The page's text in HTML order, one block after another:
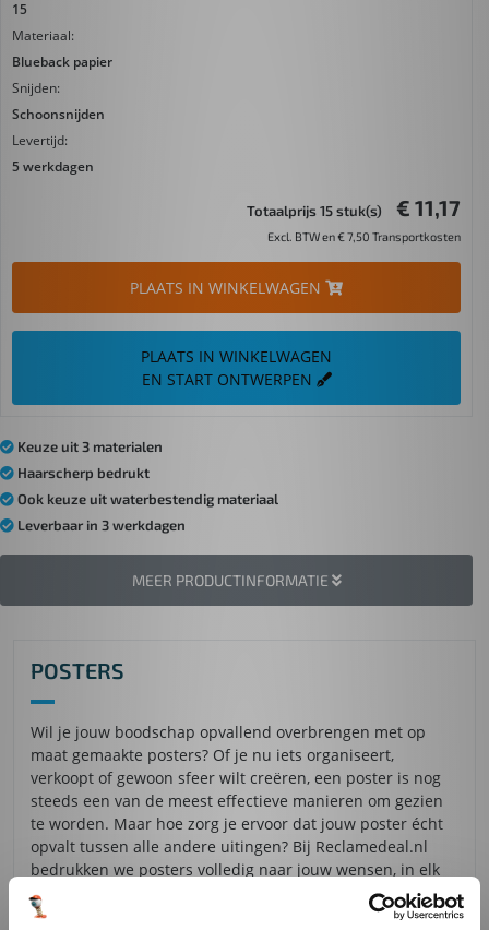
15
Materiaal:
Blueback papier
Snijden:
Schoonsnijden
Levertijd:
5 werkdagen
Totaalprijs 15 stuk(s) € 11,17
Excl. BTW en € 7,50 Transportkosten
PLAATS IN WINKELWAGEN
PLAATS IN WINKELWAGEN
EN START ONTWERPEN
Keuze uit 3 materialen
Haarscherp bedrukt
Ook keuze uit waterbestendig materiaal
Leverbaar in 3 werkdagen
MEER PRODUCTINFORMATIE
POSTERS
Wil je jouw boodschap opvallend overbrengen met op
maat gemaakte posters? Of je nu iets organiseert,
verkoopt of gewoon sfeer wilt creëren, een poster is nog
steeds een van de meest effectieve manieren om gezien
te worden. Maar hoe zorg je ervoor dat jouw poster écht
opvalt tussen alle andere uitingen? Bij Reclamedeal.nl
bedrukken we posters volledig naar jouw wensen, in elk
gewenst formaat en met materialen die passen bij jouw
toepassing.